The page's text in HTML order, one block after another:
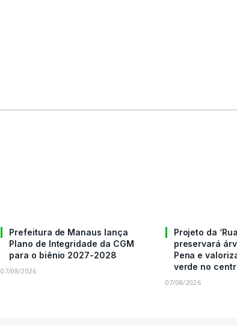
Prefeitura de Manaus lança
Plano de Integridade da CGM
para o biênio 2027-2028
07/08/2026
Projeto da
preservará
Pena e
verde no
07/08/2026